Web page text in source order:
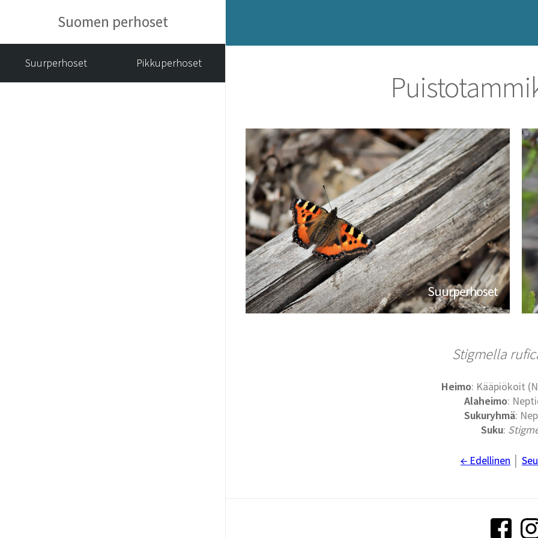
Suomen perhoset
Suurperhoset Pikkuperhoset
Suurperhoset
Stigmella
Heimo: Kääpiökoit
Alaheimo:
Sukuryhmä:
Suku:
← Edellinen